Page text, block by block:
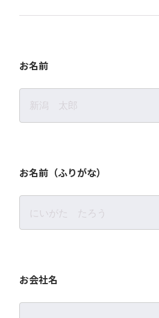
お名前
お名前（ふりがな）
お会社名